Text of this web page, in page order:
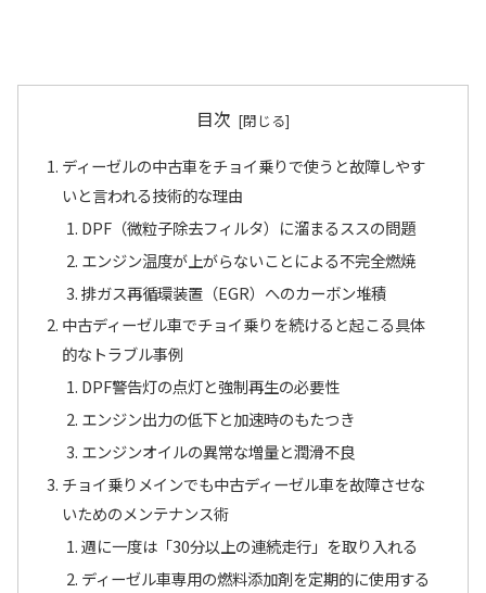
目次
ディーゼルの中古車をチョイ乗りで使うと故障しやす
いと言われる技術的な理由
DPF（微粒子除去フィルタ）に溜まるススの問題
エンジン温度が上がらないことによる不完全燃焼
排ガス再循環装置（EGR）へのカーボン堆積
中古ディーゼル車でチョイ乗りを続けると起こる具体
的なトラブル事例
DPF警告灯の点灯と強制再生の必要性
エンジン出力の低下と加速時のもたつき
エンジンオイルの異常な増量と潤滑不良
チョイ乗りメインでも中古ディーゼル車を故障させな
いためのメンテナンス術
週に一度は「30分以上の連続走行」を取り入れる
ディーゼル車専用の燃料添加剤を定期的に使用する